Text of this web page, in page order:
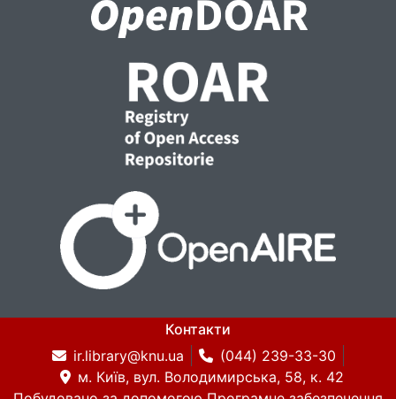
Контакти
ir.library@knu.ua
(044) 239-33-30
м. Київ, вул. Володимирська, 58, к. 42